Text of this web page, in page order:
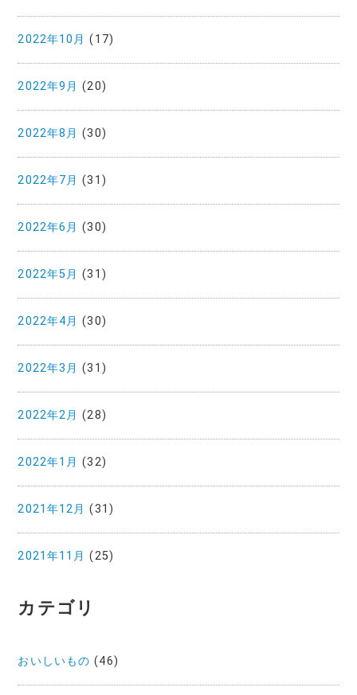
2022年10月 (17)
2022年9月 (20)
2022年8月 (30)
2022年7月 (31)
2022年6月 (30)
2022年5月 (31)
2022年4月 (30)
2022年3月 (31)
2022年2月 (28)
2022年1月 (32)
2021年12月 (31)
2021年11月 (25)
カテゴリ
おいしいもの (46)